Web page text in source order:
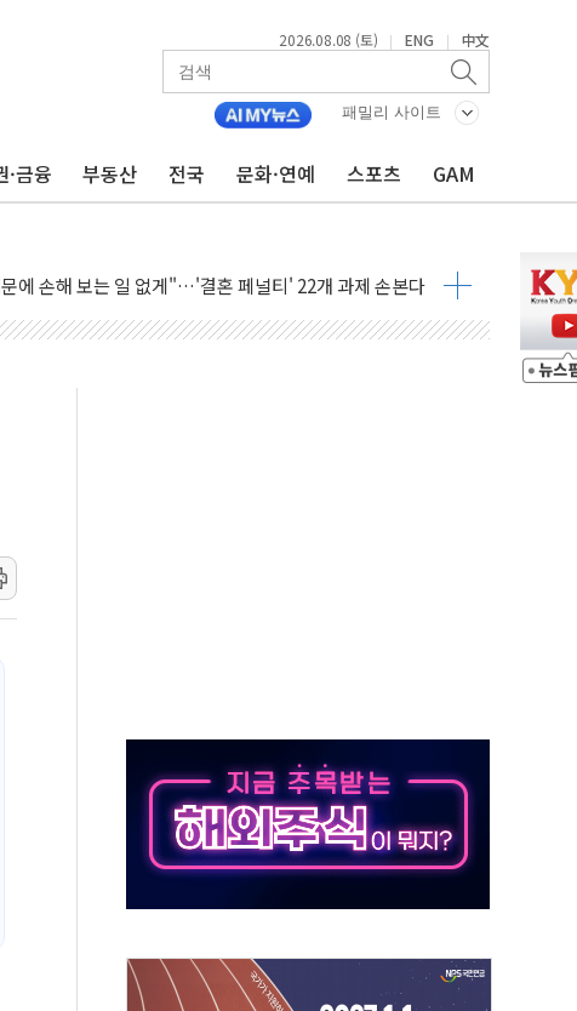
2026.08.08 (토) | ENG | 中文
패밀리 사이트
·금융 부동산 전국 문화·연예 스포츠 GAM
융일정(8.10~8.14)
간당 최대 50㎜ 폭우…강원 동해안 강한 비 어어져
변…60대 환경미화원 수거차에 치여 사망
에 손해 보는 일 없게"…'결혼 페널티' 22개 과제 손본다
상서 모터보트 전복…1명 사망·1명 실종
해루질 중 실종 60대 나흘만에 숨진 채 발견
니 흉기 살해 10대 아들 체포
환 사망 23명…정부, 비상대응기구 가동
양, 수도 베이징도 부동산 규제 철폐
기능시험 오전 집중 편성…체감온도 38도 넘으면 중단